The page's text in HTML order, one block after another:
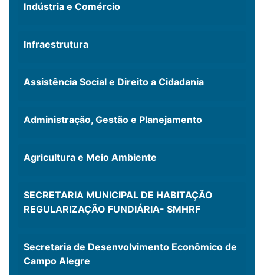
Indústria e Comércio
Infraestrutura
Assistência Social e Direito a Cidadania
Administração, Gestão e Planejamento
Agricultura e Meio Ambiente
SECRETARIA MUNICIPAL DE HABITAÇÃO
REGULARIZAÇÃO FUNDIÁRIA- SMHRF
Secretaria de Desenvolvimento Econômico de
Campo Alegre